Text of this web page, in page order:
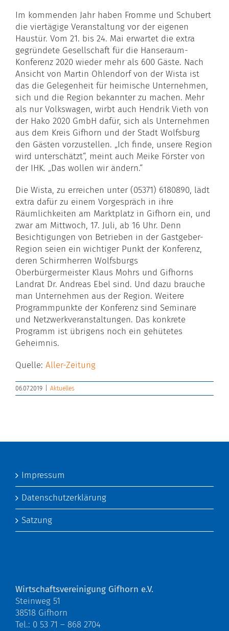
Im kommenden Jahr haben Fromme und Schubert
die viertägige Veranstaltung vor der eigenen
Haustür. Vom 21. bis 24. Mai erwartet die extra
gegründete Gesellschaft für die Hanseraum-
Konferenz 2020 wieder mehr als 600 Gäste. Nach
Ansicht von Martin Ohlendorf von der Wista ist
das die Gelegenheit für heimische Unternehmen,
sich und die Region bekannter zu machen. Mehr
als nur Volkswagen, wirbt auch Hendrik Vieth von
der Hako 2020 GmbH dafür, sich als Unternehmen
aus dem Kreis Gifhorn und der Stadt Wolfsburg
den Gästen vorzustellen. „Ich finde, unsere Region
wird unterschätzt“, meint auch Meike Förster von
der IHK. „Das wollen wir ändern.“
Die Wista, zu erreichen unter (05371) 6180890, lädt
extra dafür zu einem Vorgespräch in ihre
Räumlichkeiten am Marktplatz in Gifhorn ein, und
zwar am Mittwoch, 17. Juli, ab 16 Uhr. Denn
Besichtigungen von Betrieben in der Gastgeber-
Region seien ein wichtiger Punkt der Konferenz,
deren Schirmherren Wolfsburgs
Oberbürgermeister Klaus Mohrs und Gifhorns
Landrat Dr. Andreas Ebel sind. Und dazu brauche
man Unternehmen aus der Region. Weitere
Programmpunkte der Konferenz sind Seminare
und Netzwerkveranstaltungen. Das konkrete
Programm ist übrigens noch ein gehütetes
Geheimnis.
Quelle: Aller-Zeitung
06.07.2019 Aktuelles
Impressum
Datenschutzerklärung
Satzung
Wirtschaftsvereinigung Gifhorn e.V.
Steinweg 51
38518 Gifhorn
Tel.: 0 53 71 – 868 2704